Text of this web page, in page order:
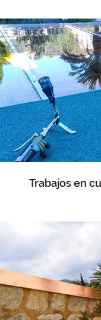
Trabajos en